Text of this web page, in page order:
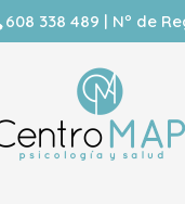
608 338 489 | Nº de